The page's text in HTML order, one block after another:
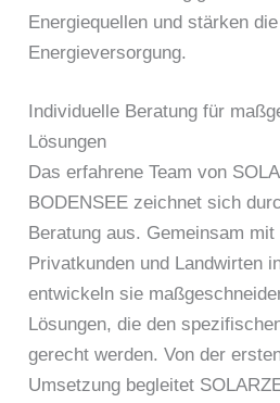
Energiequellen und stärken
Energieversorgung.
Individuelle Beratung für
Lösungen
Das erfahrene Team von
BODENSEE zeichnet sich
Beratung aus. Gemeinsam mit
Privatkunden und Landwirten
entwickeln sie
Lösungen, die den
gerecht werden. Von der
Umsetzung begleitet